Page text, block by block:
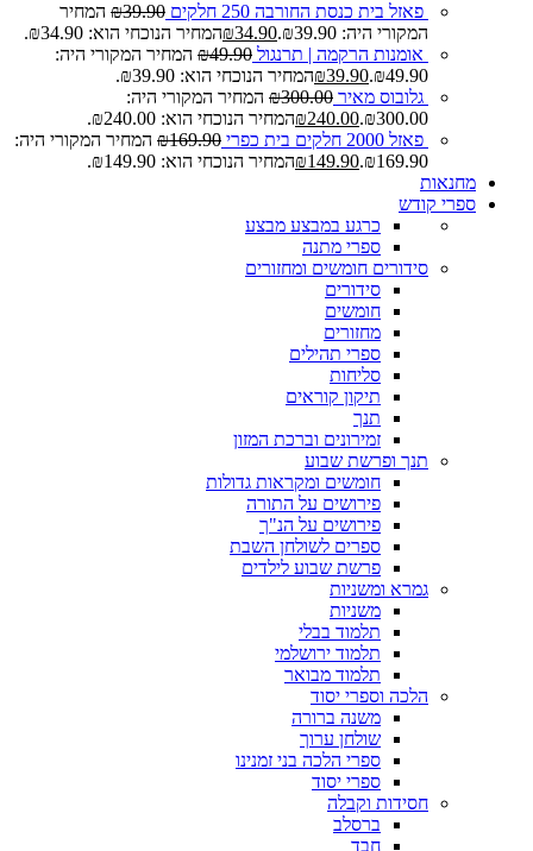
פאזל בית כנסת החורבה 250 חלקים ₪39.90
המחיר
המקורי היה: ₪39.90.
₪34.90
המחיר הנוכחי הוא: ₪34.90.
אומנות הרקמה | תרנגול
₪49.90
המחיר המקורי היה:
₪49.90.
₪39.90
המחיר הנוכחי הוא: ₪39.90.
גלובוס מאיר
₪300.00
המחיר המקורי היה:
₪300.00.
₪240.00
המחיר הנוכחי הוא: ₪240.00.
פאזל 2000 חלקים בית כפרי
₪169.90
המחיר המקורי היה:
₪169.90.
₪149.90
המחיר הנוכחי הוא: ₪149.90.
מחנאות
ספרי קודש
כרגע במבצע מבצע
ספרי מתנה
סידורים חומשים ומחזורים
סידורים
חומשים
מחזורים
ספרי תהילים
סליחות
תיקון קוראים
תנך
זמירונים וברכת המזון
תנך ופרשת שבוע
חומשים ומקראות גדולות
פירושים על התורה
פירושים על הנ"ך
ספרים לשולחן השבת
פרשת שבוע לילדים
גמרא ומשניות
משניות
תלמוד בבלי
תלמוד ירושלמי
תלמוד מבואר
הלכה וספרי יסוד
משנה ברורה
שולחן ערוך
ספרי הלכה בני זמנינו
ספרי יסוד
חסידות וקבלה
ברסלב
חבד